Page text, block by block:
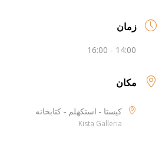
زمان
14:00 - 16:00
مکان
کیستا - استکهلم - کتابخانه
Kista Galleria